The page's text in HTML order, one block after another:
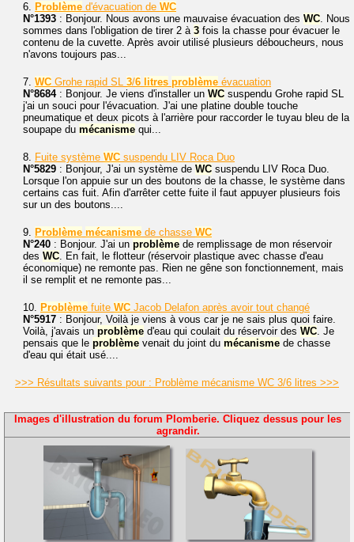
6. Problème d'évacuation de WC
N°1393 : Bonjour. Nous avons une mauvaise évacuation des WC. Nous
sommes dans l'obligation de tirer 2 à 3 fois la chasse pour évacuer le
contenu de la cuvette. Après avoir utilisé plusieurs déboucheurs, nous
n'avons toujours pas...
7. WC Grohe rapid SL 3/6 litres problème évacuation
N°8684: Bonjour. Je viens d'installer un WC suspendu Grohe rapid SL
j'ai un souci pour l'évacuation. J'ai une platine double touche
pneumatique et deux picots à l'arrière pour raccorder le tuyau bleu de la
soupape du mécanisme qui...
8. Fuite système WC suspendu LIV Roca Duo
N°5829 : Bonjour, J'ai un système de WC suspendu LIV Roca Duo.
Lorsque l'on appuie sur un des boutons de la chasse, le système dans
certains cas fuit. Afin d'arrêter cette fuite il faut appuyer plusieurs fois
sur un des boutons....
9. Problème mécanisme de chasse WC
N°240 : Bonjour. J'ai un problème de remplissage de mon réservoir
des WC. En fait, le flotteur (réservoir plastique avec chasse d'eau
économique) ne remonte pas. Rien ne gêne son fonctionnement, mais
il se remplit et ne remonte pas...
10. Problème fuite WC Jacob Delafon après avoir tout changé
N°5917 : Bonjour, Voilà je viens à vous car je ne sais plus quoi faire.
Voilà, j'avais un problème d'eau qui coulait du réservoir des WC. Je
pensais que le problème venait du joint du mécanisme de chasse
d'eau qui était usé....
>>> Résultats suivants pour : Problème mécanisme WC 3/6 litres >>>
Images d'illustration du forum Plomberie. Cliquez dessus pour les
agrandir.